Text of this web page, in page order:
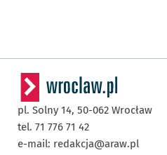
pl. Solny 14, 50-062 Wrocław
tel. 71 776 71 42
e-mail: redakcja@araw.pl